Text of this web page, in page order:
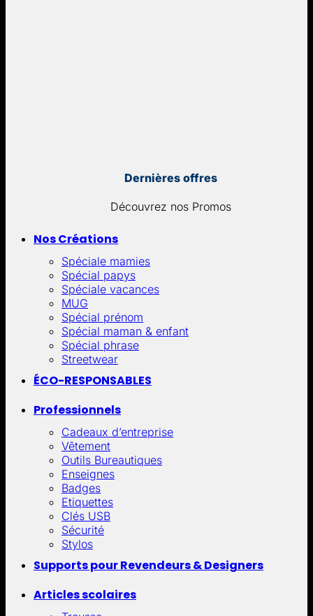
Dernières offres
Découvrez nos Promos
Nos Créations
Spéciale mamies
Spécial papys
Spéciale vacances
MUG
Spécial prénom
Spécial maman & enfant
Spécial phrase
Streetwear
ÉCO-RESPONSABLES
Professionnels
Cadeaux d’entreprise
Vêtement
Outils Bureautiques
Enseignes
Badges
Etiquettes
Clés USB
Sécurité
Stylos
Supports pour Revendeurs & Designers
Articles scolaires